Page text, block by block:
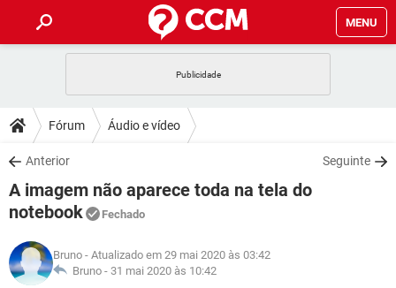
MENU
CELULAR
OUTLOOK
INSTAGRAM GMAIL
GUIA DE COMPRAS
DICAS
JOGOS
OUTLOOK
GUIA DE COMPRAS
DOWNLOADS
JOGOS WHATSAPP
CELULAR
OUTLOOK EXCEL
INSTAGRAM
FÓRUM
CELULAR FACEBOOK
GLOSSÁRIO
JOGOS
Fórum Áudio e vídeo
Anterior Seguinte
A imagem não aparece toda na tela do
notebook
Fechado
Bruno - Atualizado em 29 mai 2020 às 03:42
Bruno - 31 mai 2020 às 10:42